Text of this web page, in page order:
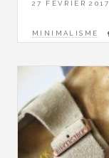
27 FÉVRIER 2017
MINIMALISME